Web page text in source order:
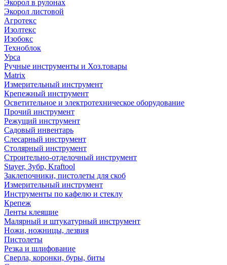
Экорол в рулонах
Экорол листовой
Агротекс
Изолтекс
Изобокс
Техноблок
Урса
Ручные инструменты и Хоз.товары
Matrix
Измерительный инструмент
Крепежный инструмент
Осветительное и электротехническое оборудование
Прочий инструмент
Режущий инструмент
Садовый инвентарь
Слесарный инструмент
Столярный инструмент
Строительно-отделочный инструмент
Stayer, Зубр, Kraftool
Заклепочники, пистолеты для скоб
Измерительный инструмент
Инструменты по кафелю и стеклу
Крепеж
Ленты клеящие
Малярный и штукатурный инструмент
Ножи, ножницы, лезвия
Пистолеты
Резка и шлифование
Сверла, коронки, буры, биты